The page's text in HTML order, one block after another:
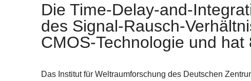
Die Time-Delay-and-
des Signal-Rausch-
CMOS-Technologie und hat
Das Institut für Weltraumforschung des Deutschen